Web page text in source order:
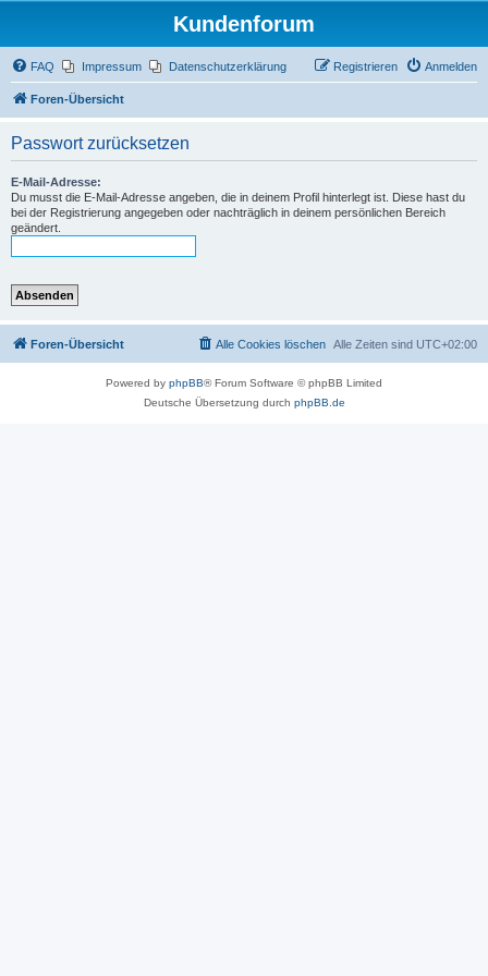
Kundenforum
FAQ Impressum Datenschutzerklärung Anmelden
Registrieren
Foren-Übersicht
Passwort zurücksetzen
E-Mail-Adresse:
Du musst die E-Mail-Adresse angeben, die in deinem Profil hinterlegt ist. Diese hast du
bei der Registrierung angegeben oder nachträglich in deinem persönlichen Bereich
geändert.
Foren-Übersicht Alle Zeiten sind UTC+02:00
Alle Cookies löschen
Powered by phpBB® Forum Software © phpBB Limited
Deutsche Übersetzung durch phpBB.de